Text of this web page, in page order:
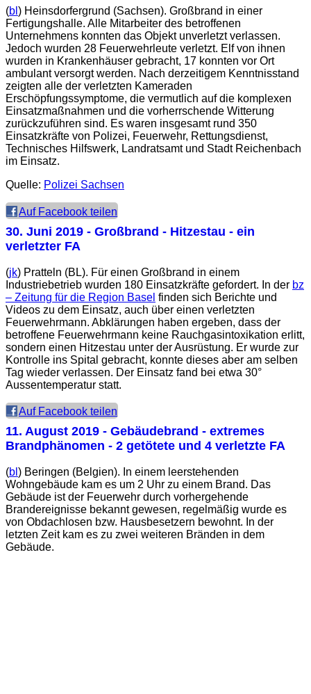
(bl ) Heinsdorfergrund (Sachsen). Großbrand in einer
Fertigungshalle. Alle Mitarbeiter des betroffenen
Unternehmens konnten das Objekt unverletzt verlassen.
Jedoch wurden 28 Feuerwehrleute verletzt. Elf von ihnen
wurden in Krankenhäuser gebracht, 17 konnten vor Ort
ambulant versorgt werden. Nach derzeitigem Kenntnisstand
zeigten alle der verletzten Kameraden
Erschöpfungssymptome, die vermutlich auf die komplexen
Einsatzmaßnahmen und die vorherrschende Witterung
zurückzuführen sind. Es waren insgesamt rund 350
Einsatzkräfte von Polizei, Feuerwehr, Rettungsdienst,
Technisches Hilfswerk, Landratsamt und Stadt Reichenbach
im Einsatz.
Quelle: Polizei Sachsen
Auf Facebook teilen
30. Juni 2019 - Großbrand - Hitzestau - ein
verletzter FA
(jk) Pratteln (BL). Für einen Großbrand in einem
Industriebetrieb wurden 180 Einsatzkräfte gefordert. In der bz
– Zeitung für die Region Basel finden sich Berichte und
Videos zu dem Einsatz, auch über einen verletzten
Feuerwehrmann. Abklärungen haben ergeben, dass der
betroffene Feuerwehrmann keine Rauchgasintoxikation erlitt,
sondern einen Hitzestau unter der Ausrüstung. Er wurde zur
Kontrolle ins Spital gebracht, konnte dieses aber am selben
Tag wieder verlassen. Der Einsatz fand bei etwa 30°
Aussentemperatur statt.
Auf Facebook teilen
11. August 2019 - Gebäudebrand - extremes
Brandphänomen - 2 getötete und 4 verletzte FA
(bl ) Beringen (Belgien). In einem leerstehenden
Wohngebäude kam es um 2 Uhr zu einem Brand. Das
Gebäude ist der Feuerwehr durch vorhergehende
Brandereignisse bekannt gewesen, regelmäßig wurde es
von Obdachlosen bzw. Hausbesetzern bewohnt. In der
letzten Zeit kam es zu zwei weiteren Bränden in dem
Gebäude.